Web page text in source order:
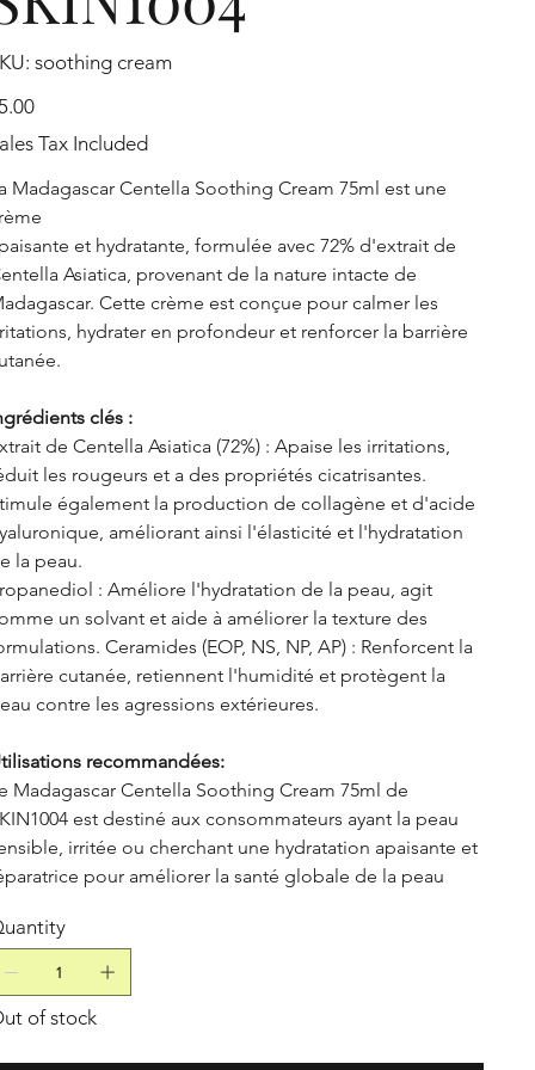
soothing
soothing cream
Tax Included
Madagascar Centella Soothing Cream 75ml est une
et hydratante, formulée avec 72% d'extrait de
Asiatica, provenant de la nature intacte de
Cette crème est conçue pour calmer les
hydrater en profondeur et renforcer la barrière
clés :
de Centella Asiatica (72%) : Apaise les irritations,
les rougeurs et a des propriétés cicatrisantes.
également la production de collagène et d'acide
améliorant ainsi l'élasticité et l'hydratation
la peau.
: Améliore l'hydratation de la peau, agit
un solvant et aide à améliorer la texture des
Ceramides (EOP, NS, NP, AP) : Renforcent la
cutanée, retiennent l'humidité et protègent la
contre les agressions extérieures.
recommandées:
Madagascar Centella Soothing Cream 75ml de
est destiné aux consommateurs ayant la peau
irritée ou cherchant une hydratation apaisante et
pour améliorer la santé globale de la peau
of stock